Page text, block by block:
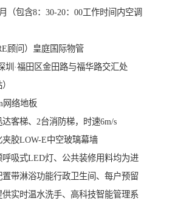
（包含8：30-20：00工作时间内空调
顾问）皇庭国际物管
圳·福田区金田路与福华路交汇处
网络地板
客梯、2台消防梯，时速6m/s
胶LOW-E中空玻璃幕墙
呼吸式LED灯、公共装修用料均为进
置带淋浴功能行政卫生间、每户预留
实时温水洗手、高科技智能管理系